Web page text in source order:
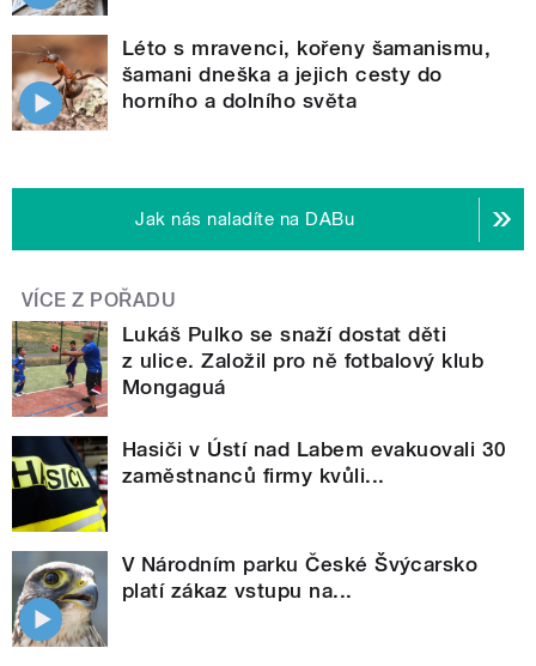
Léto s mravenci, kořeny šamanismu,
šamani dneška a jejich cesty do
horního a dolního světa
Jak nás naladíte na DABu
VÍCE Z POŘADU
Lukáš Pulko se snaží dostat děti
z ulice. Založil pro ně fotbalový klub
Mongaguá
Hasiči v Ústí nad Labem evakuovali 30
zaměstnanců firmy kvůli...
V Národním parku České Švýcarsko
platí zákaz vstupu na...